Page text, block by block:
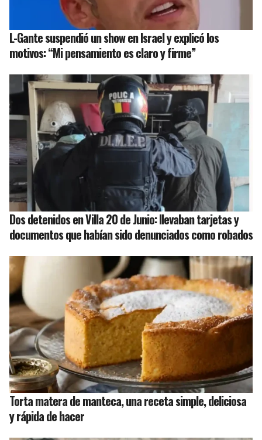
L-Gante suspendió un show en Israel y explicó los
motivos: “Mi pensamiento es claro y firme”
Dos detenidos en Villa 20 de Junio: llevaban tarjetas y
documentos que habían sido denunciados como robados
Torta matera de manteca, una receta simple, deliciosa
y rápida de hacer